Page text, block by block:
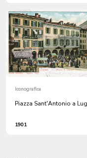
Iconografica
Piazza Sant'Antonio a
1901